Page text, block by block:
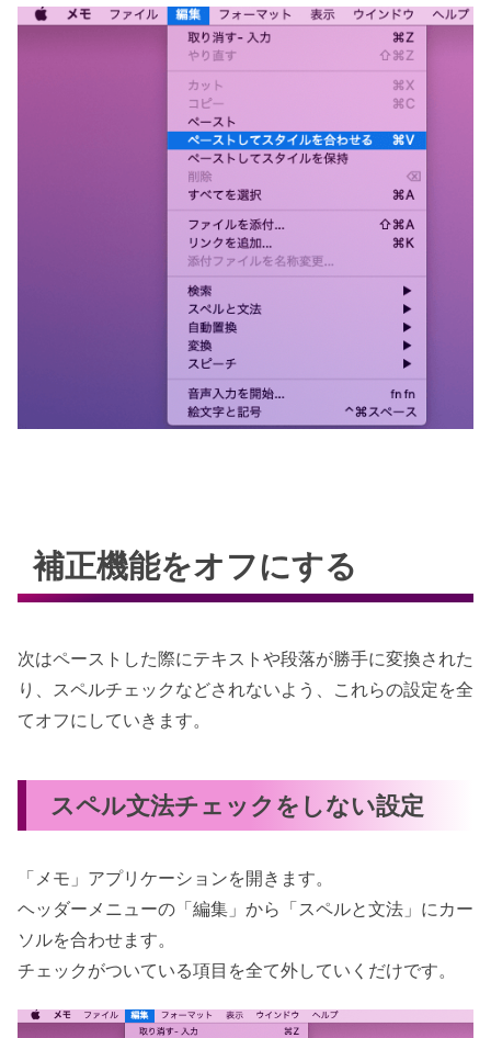
補正機能をオフにする
次はペーストした際にテキストや段落が勝手に変換された
り、スペルチェックなどされないよう、これらの設定を全
てオフにしていきます。
スペル文法チェックをしない設定
「メモ」アプリケーションを開きます。
ヘッダーメニューの「編集」から「スペルと文法」にカー
ソルを合わせます。
チェックがついている項目を全て外していくだけです。